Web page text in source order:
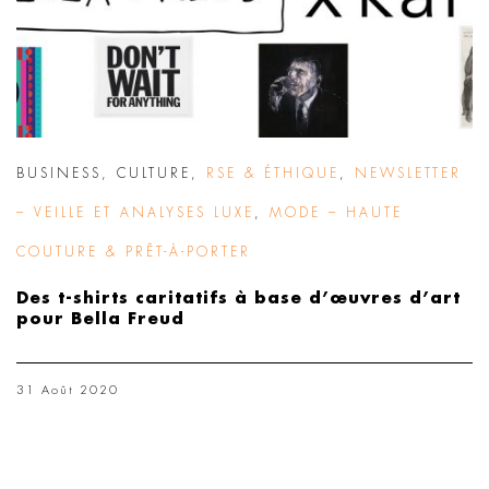
BUSINESS CULTURE RSE & ÉTHIQUE NEWSLETTER
– VEILLE ET ANALYSES LUXE MODE – HAUTE
COUTURE & PRÊT-À-PORTER
Des t-shirts caritatifs à base d’œuvres d’art
pour Bella Freud
31 Août 2020